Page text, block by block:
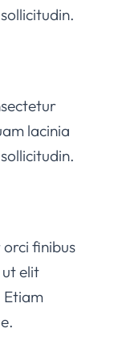
lacinia
finibus
elit
Etiam